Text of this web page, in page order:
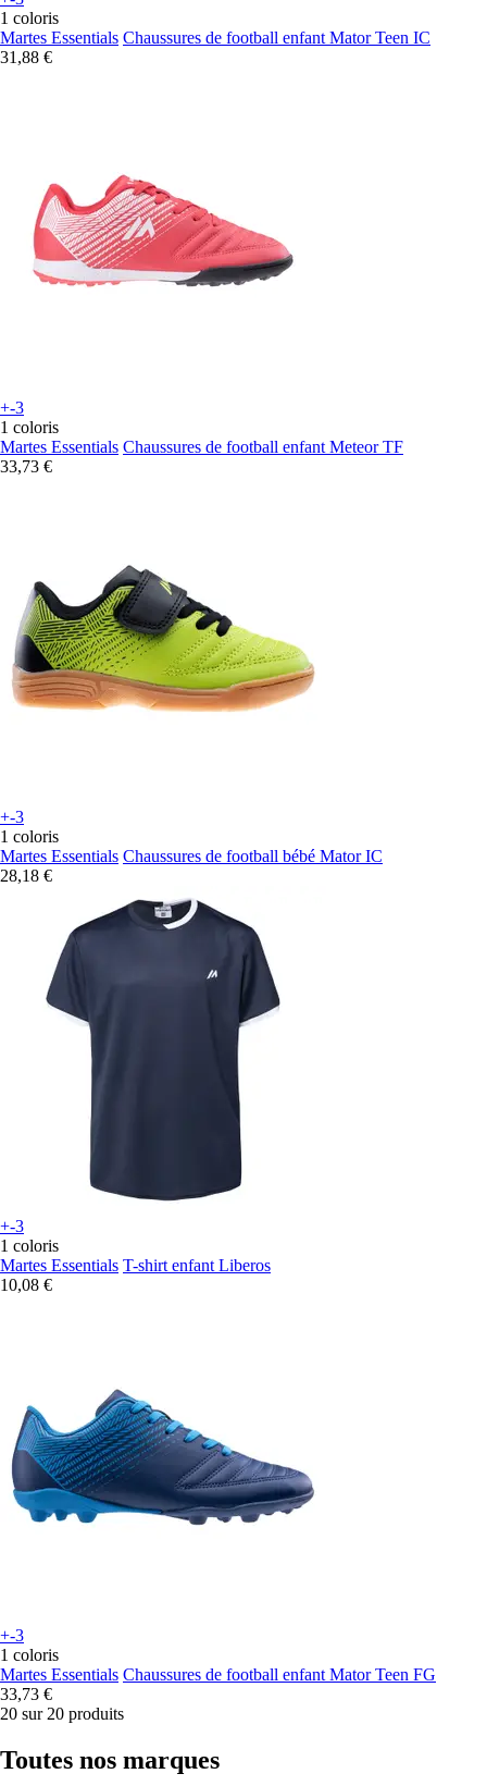
1 coloris
Martes Essentials Chaussures de football enfant Mator Teen IC
31,88 €
+-3
1 coloris
Martes Essentials Chaussures de football enfant Meteor TF
33,73 €
+-3
1 coloris
Martes Essentials Chaussures de football bébé Mator IC
28,18 €
+-3
1 coloris
Martes Essentials T-shirt enfant Liberos
10,08 €
+-3
1 coloris
Martes Essentials Chaussures de football enfant Mator Teen FG
33,73 €
20 sur 20 produits
Toutes nos marques